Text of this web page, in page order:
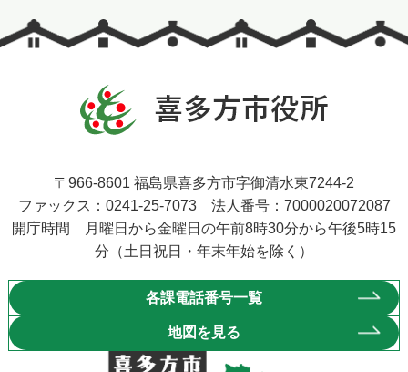
〒966-8601 福島県喜多方市字御清水東7244-2
ファックス：0241-25-7073 法人番号：7000020072087
開庁時間 月曜日から金曜日の午前8時30分から午後5時15
分（土日祝日・年末年始を除く）
各課電話番号一覧
地図を見る